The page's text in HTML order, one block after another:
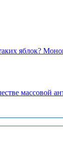
яблок?
массовой